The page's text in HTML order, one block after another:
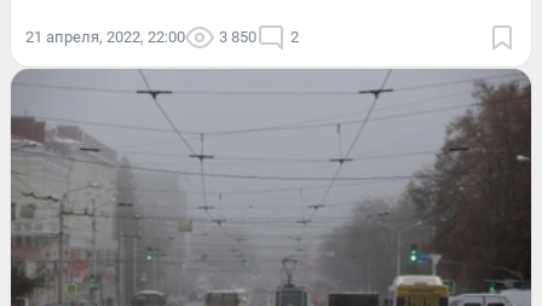
21 апреля, 2022, 22:00 3 850 2